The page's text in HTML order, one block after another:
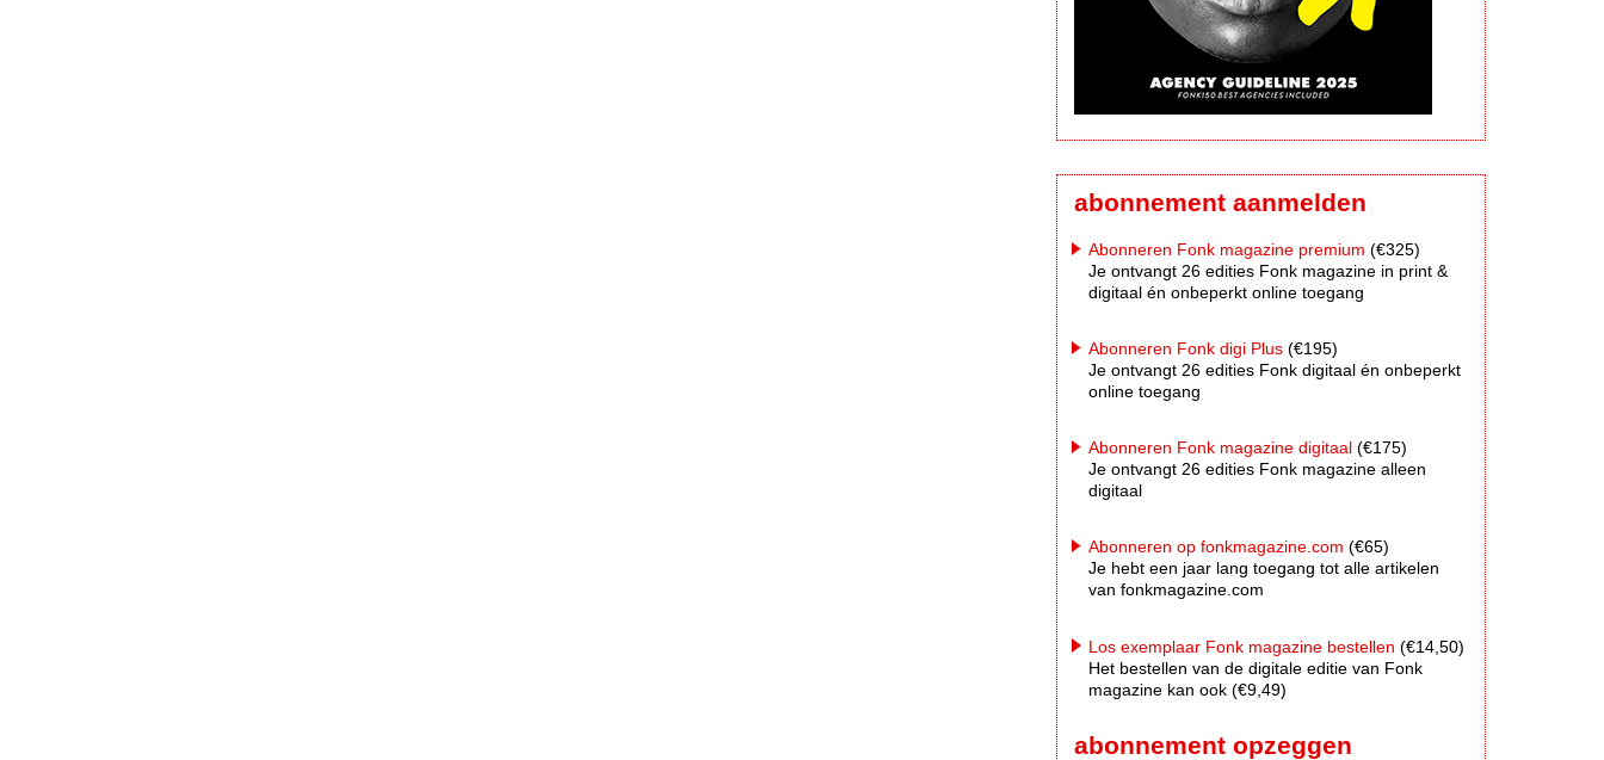
abonnement aanmelden
Abonneren Fonk magazine premium (€325)
Je ontvangt 26 edities Fonk magazine in print &
digitaal én onbeperkt online toegang
Abonneren Fonk digi Plus (€195)
Je ontvangt 26 edities Fonk digitaal én onbeperkt
online toegang
Abonneren Fonk magazine digitaal (€175)
Je ontvangt 26 edities Fonk magazine alleen
digitaal
Abonneren op fonkmagazine.com (€65)
Je hebt een jaar lang toegang tot alle artikelen
van fonkmagazine.com
Los exemplaar Fonk magazine bestellen (€14,50)
Het bestellen van de digitale editie van Fonk
magazine kan ook (€9,49)
abonnement opzeggen